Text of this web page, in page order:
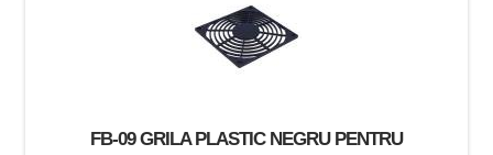
FB-09 GRILA PLASTIC NEGRU PENTRU